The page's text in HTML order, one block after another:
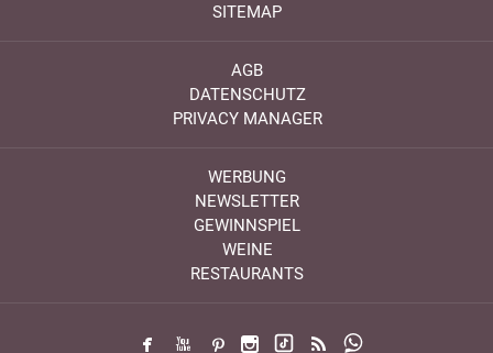
SITEMAP
AGB
DATENSCHUTZ
PRIVACY MANAGER
WERBUNG
NEWSLETTER
GEWINNSPIEL
WEINE
RESTAURANTS